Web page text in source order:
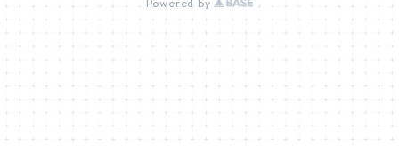
Powered by